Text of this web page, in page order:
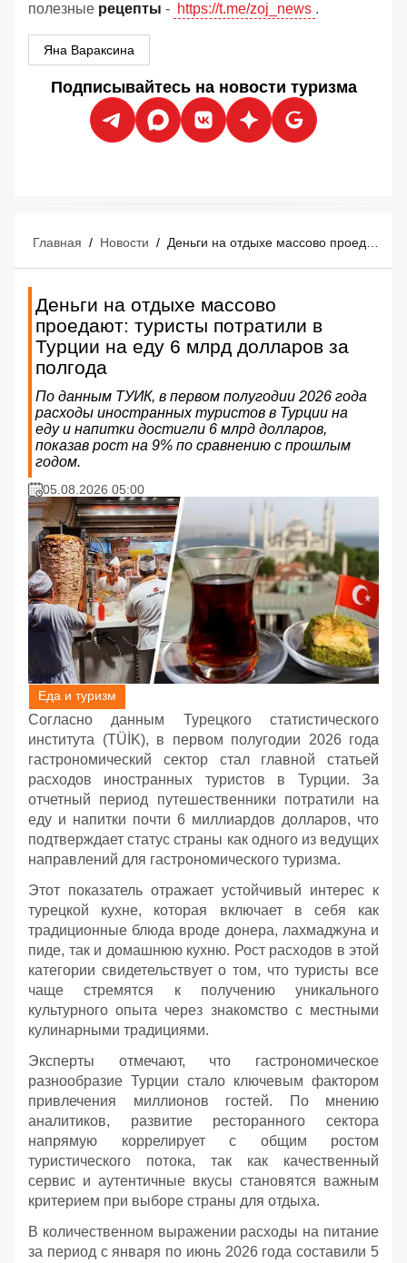
полезные рецепты - https://t.me/zoj_news .
Яна Вараксина
Подписывайтесь на новости туризма
Главная / Новости / Деньги на отдыхе массово проедают: туристы потратили в Турции на еду 6 млрд долларов за полгода
Деньги на отдыхе массово
проедают: туристы потратили в
Турции на еду 6 млрд долларов за
полгода
По данным ТУИК, в первом полугодии 2026 года
расходы иностранных туристов в Турции на
еду и напитки достигли 6 млрд долларов,
показав рост на 9% по сравнению с прошлым
годом.
05.08.2026 05:00
Еда и туризм
Согласно данным Турецкого статистического
института (TÜİK), в первом полугодии 2026 года
гастрономический сектор стал главной статьей
расходов иностранных туристов в Турции. За
отчетный период путешественники потратили на
еду и напитки почти 6 миллиардов долларов, что
подтверждает статус страны как одного из ведущих
направлений для гастрономического туризма.
Этот показатель отражает устойчивый интерес к
турецкой кухне, которая включает в себя как
традиционные блюда вроде донера, лахмаджуна и
пиде, так и домашнюю кухню. Рост расходов в этой
категории свидетельствует о том, что туристы все
чаще стремятся к получению уникального
культурного опыта через знакомство с местными
кулинарными традициями.
Эксперты отмечают, что гастрономическое
разнообразие Турции стало ключевым фактором
привлечения миллионов гостей. По мнению
аналитиков, развитие ресторанного сектора
напрямую коррелирует с общим ростом
туристического потока, так как качественный
сервис и аутентичные вкусы становятся важным
критерием при выборе страны для отдыха.
В количественном выражении расходы на питание
за период с января по июнь 2026 года составили 5